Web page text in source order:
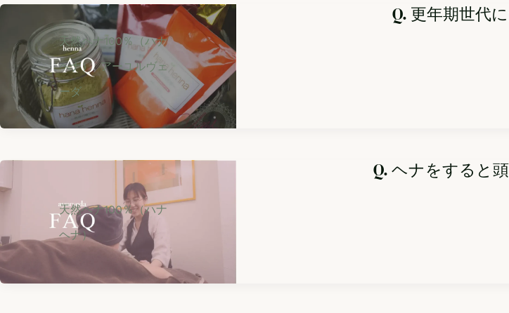
天然ヘナ100％（ハナ
ヘナ）,アーユルヴェ
ーダ
Q. 更年期世代
天然ヘナ100％（ハナ
ヘナ）
Q. ヘナをすると